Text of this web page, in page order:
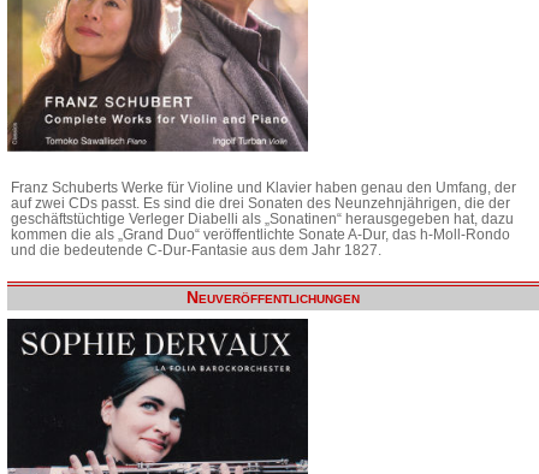
Franz Schuberts Werke für Violine und Klavier haben genau den Umfang, der
auf zwei CDs passt. Es sind die drei Sonaten des Neunzehnjährigen, die der
geschäftstüchtige Verleger Diabelli als „Sonatinen“ herausgegeben hat, dazu
kommen die als „Grand Duo“ veröffentlichte Sonate A-Dur, das h-Moll-Rondo
und die bedeutende C-Dur-Fantasie aus dem Jahr 1827.
Neuveröffentlichungen